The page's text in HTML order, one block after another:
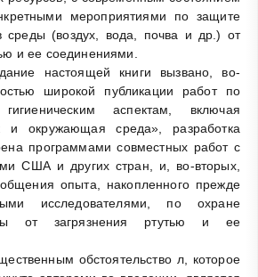
мероприятиями по защите
среды (воздух, вода, почва и др.) от
и ее соединениями.
настоящей книги вызвано, во-
широкой публикации работ по
аспектам, включая
и окружающая среда», разработка
программами совместных работ с
США и других стран, и, во-вторых,
опыта, накопленного прежде
исследователями, по охране
от загрязнения ртутью и ее
обстоятельство л, которое